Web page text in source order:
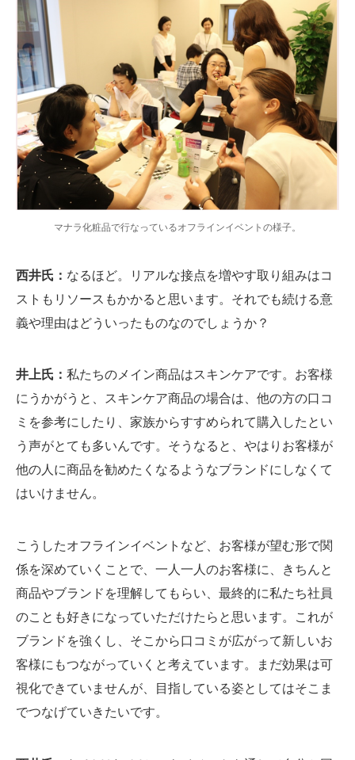
マナラ化粧品で行なっているオフラインイベントの様子。
西井氏： なるほど。リアルな接点を増やす取り組みはコ
ストもリソースもかかると思います。それでも続ける意
義や理由はどういったものなのでしょうか？
井上氏： 私たちのメイン商品はスキンケアです。お客様
にうかがうと、スキンケア商品の場合は、他の方の口コ
ミを参考にしたり、家族からすすめられて購入したとい
う声がとても多いんです。そうなると、やはりお客様が
他の人に商品を勧めたくなるようなブランドにしなくて
はいけません。
こうしたオフラインイベントなど、お客様が望む形で関
係を深めていくことで、一人一人のお客様に、きちんと
商品やブランドを理解してもらい、最終的に私たち社員
のことも好きになっていただけたらと思います。これが
ブランドを強くし、そこから口コミが広がって新しいお
客様にもつながっていくと考えています。まだ効果は可
視化できていませんが、目指している姿としてはそこま
でつなげていきたいです。